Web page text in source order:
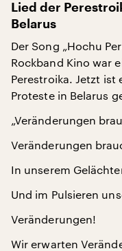
Lied der
Belarus
Der Song „Hochu
Rockband Kino war
Perestroika. Jetzt ist
Proteste in Belarus
„Veränderungen
Veränderungen
In unserem
Und im Pulsieren
Veränderungen!
Wir erwarten